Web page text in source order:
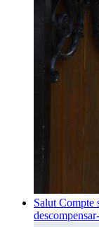
Salut Compte